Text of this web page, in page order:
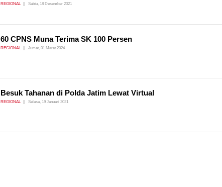
REGIONAL Sabtu, 18 Desember 2021
60 CPNS Muna Terima SK 100 Persen
REGIONAL Jumat, 01 Maret 2024
Besuk Tahanan di Polda Jatim Lewat Virtual
REGIONAL Selasa, 19 Januari 2021